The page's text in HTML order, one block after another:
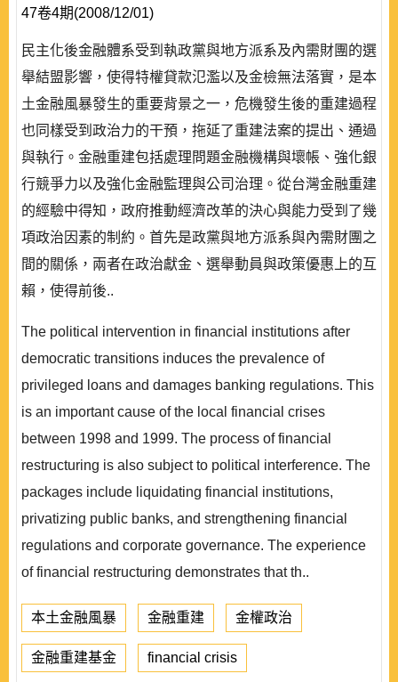
47卷4期(2008/12/01)
民主化後金融體系受到執政黨與地方派系及內需財團的選
舉結盟影響，使得特權貸款氾濫以及金檢無法落實，是本
土金融風暴發生的重要背景之一，危機發生後的重建過程
也同樣受到政治力的干預，拖延了重建法案的提出、通過
與執行。金融重建包括處理問題金融機構與壞帳、強化銀
行競爭力以及強化金融監理與公司治理。從台灣金融重建
的經驗中得知，政府推動經濟改革的決心與能力受到了幾
項政治因素的制約。首先是政黨與地方派系與內需財團之
間的關係，兩者在政治獻金、選舉動員與政策優惠上的互
賴，使得前後..
The political intervention in financial institutions after
democratic transitions induces the prevalence of
privileged loans and damages banking regulations. This
is an important cause of the local financial crises
between 1998 and 1999. The process of financial
restructuring is also subject to political interference. The
packages include liquidating financial institutions,
privatizing public banks, and strengthening financial
regulations and corporate governance. The experience
of financial restructuring demonstrates that th..
本土金融風暴 金融重建 金權政治
金融重建基金 financial crisis